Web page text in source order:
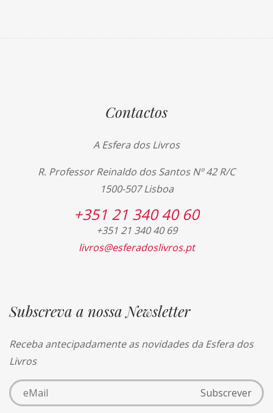
Contactos
A Esfera dos Livros
R. Professor Reinaldo dos Santos Nº 42 R/C
1500-507 Lisboa
+351 21 340 40 60
+351 21 340 40 69
livros@esferadoslivros.pt
Subscreva a nossa Newsletter
Receba antecipadamente as novidades da Esfera dos
Livros